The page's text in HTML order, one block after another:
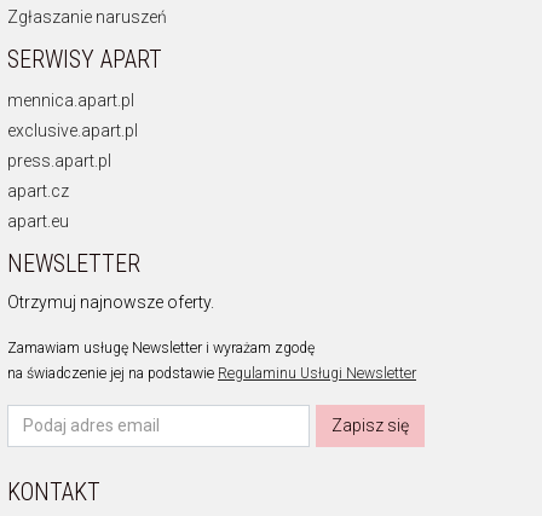
Zgłaszanie naruszeń
SERWISY APART
mennica.apart.pl
exclusive.apart.pl
press.apart.pl
apart.cz
apart.eu
NEWSLETTER
Otrzymuj najnowsze oferty.
Zamawiam usługę Newsletter i wyrażam zgodę
na świadczenie jej na podstawie Regulaminu Usługi Newsletter
Zapisz się
KONTAKT